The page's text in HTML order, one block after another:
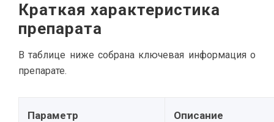
Краткая характеристика
препарата
В таблице ниже собрана ключевая информация о
препарате.
Параметр Описание